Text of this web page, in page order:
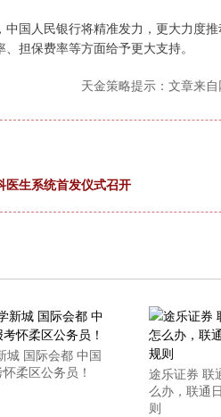
人民银行将精准发力，更大力度推
担保费率等方面给予更大支持。
天金策略提示：文章来自
医生系统首发仪式召开
城 国际会都 中国
柔区公务员！
途乐证券 联
么办，联通
则